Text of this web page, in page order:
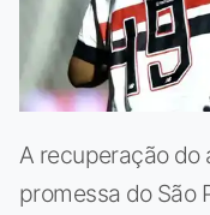
A recuperação do
promessa do São